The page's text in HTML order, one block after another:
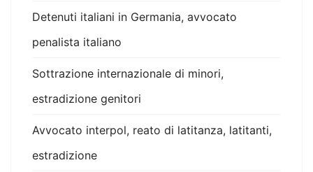
Detenuti italiani in Germania, avvocato
penalista italiano
Sottrazione internazionale di minori,
estradizione genitori
Avvocato interpol, reato di latitanza, latitanti,
estradizione